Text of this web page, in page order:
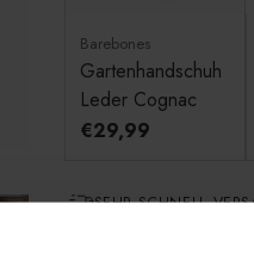
Barebones
Gartenhandschuh
Leder Cognac
€29,99
SEHR SCHNELL